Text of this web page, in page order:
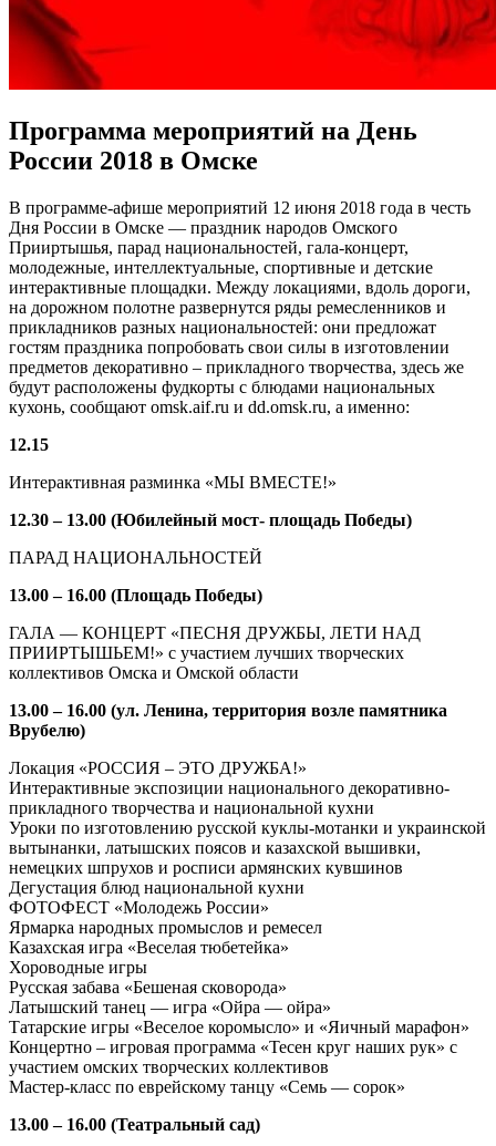
Программа мероприятий на День
России 2018 в Омске
В программе-афише мероприятий 12 июня 2018 года в честь
Дня России в Омске — праздник народов Омского
Прииртышья, парад национальностей, гала-концерт,
молодежные, интеллектуальные, спортивные и детские
интерактивные площадки. Между локациями, вдоль дороги,
на дорожном полотне развернутся ряды ремесленников и
прикладников разных национальностей: они предложат
гостям праздника попробовать свои силы в изготовлении
предметов декоративно – прикладного творчества, здесь же
будут расположены фудкорты с блюдами национальных
кухонь, сообщают omsk.aif.ru и dd.omsk.ru, а именно:
12.15
Интерактивная разминка «МЫ ВМЕСТЕ!»
12.30 – 13.00 (Юбилейный мост- площадь Победы)
ПАРАД НАЦИОНАЛЬНОСТЕЙ
13.00 – 16.00 (Площадь Победы)
ГАЛА — КОНЦЕРТ «ПЕСНЯ ДРУЖБЫ, ЛЕТИ НАД
ПРИИРТЫШЬЕМ!» с участием лучших творческих
коллективов Омска и Омской области
13.00 – 16.00 (ул. Ленина, территория возле памятника
Врубелю)
Локация «РОССИЯ – ЭТО ДРУЖБА!»
Интерактивные экспозиции национального декоративно-
прикладного творчества и национальной кухни
Уроки по изготовлению русской куклы-мотанки и украинской
вытынанки, латышских поясов и казахской вышивки,
немецких шпрухов и росписи армянских кувшинов
Дегустация блюд национальной кухни
ФОТОФЕСТ «Молодежь России»
Ярмарка народных промыслов и ремесел
Казахская игра «Веселая тюбетейка»
Хороводные игры
Русская забава «Бешеная сковорода»
Латышский танец — игра «Ойра — ойра»
Татарские игры «Веселое коромысло» и «Яичный марафон»
Концертно – игровая программа «Тесен круг наших рук» с
участием омских творческих коллективов
Мастер-класс по еврейскому танцу «Семь — сорок»
13.00 – 16.00 (Театральный сад)